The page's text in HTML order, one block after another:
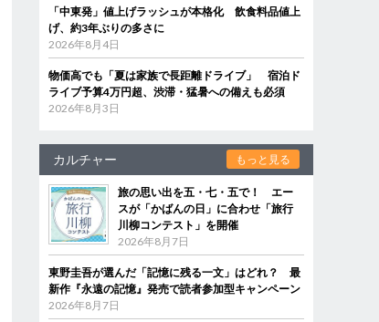
「中東発」値上げラッシュが本格化 飲食料品値上
げ、約3年ぶりの多さに
2026年8月4日
物価高でも「夏は家族で長距離ドライブ」 宿泊ド
ライブ予算4万円超、渋滞・猛暑への備えも必須
2026年8月3日
カルチャー もっと見る
旅の思い出を五・七・五で！ エー
スが「かばんの日」に合わせ「旅行
川柳コンテスト」を開催
2026年8月7日
東野圭吾が選んだ「記憶に残る一文」はどれ？ 最
新作『永遠の記憶』発売で読者参加型キャンペーン
2026年8月7日